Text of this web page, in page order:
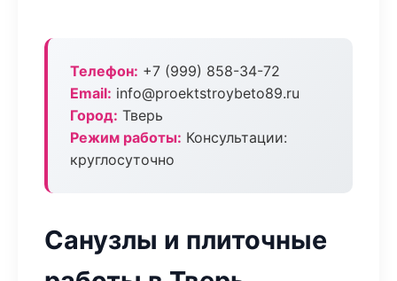
Телефон: +7 (999) 858-34-72
Email: info@proektstroybeto89.ru
Город: Тверь
Режим работы: Консультации:
круглосуточно
Санузлы и плиточные